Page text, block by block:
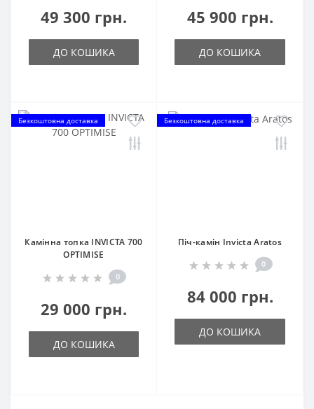
49 300 грн.
ДО КОШИКА
45 900 грн.
ДО КОШИКА
Безкоштовна доставка
Камінна топка INVICTA 700
OPTIMISE
0
29 000 грн.
ДО КОШИКА
Безкоштовна доставка
Піч-камін Invicta Aratos
0
84 000 грн.
ДО КОШИКА